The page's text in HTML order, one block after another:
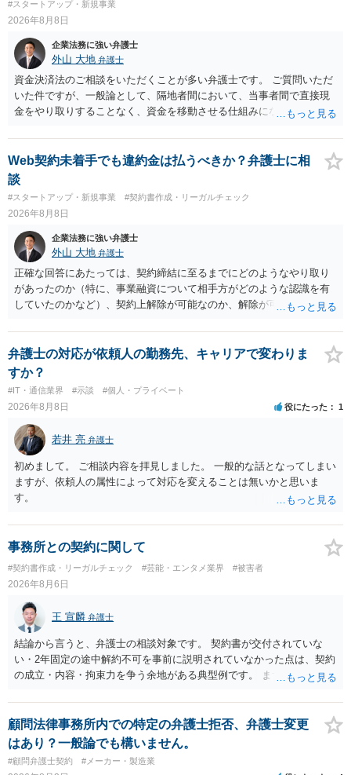
#スタートアップ・新規事業
2026年8月8日
企業法務に強い弁護士
外山 大地 弁護士
資金決済法のご相談をいただくことが多い弁護士です。 ご質問いただ
いた件ですが、一般論として、隔地者間において、当事者間で直接現
金をやり取りすることなく、資金を移動させる仕組みになりますの
も、為替取引に該当し得る場合であっても、いわゆる収納代行とし
て、資金移動業の規制の対象外となる余地があります。 この点につい
ては、単に「利用者から資金を受け取り、寄付団体に送金する」とい
う資金の流れだけで判断することはできず、アプリの仕組みが利用者
と寄付団体をつなぐプラットフォームとしてどのように位置付けられ
るのか、利用者からの支払がどのような性質のものなのか、寄付の意
思決定や寄付のタイミングがどのように設定されているのかなど、具
体的なサービスの座組を踏まえて検討する必要があります。 そのた
め、現在検討されているアプリについて、資金移動業に該当する可能
性があるか、また、該当する場合にどのようなサービス設計にすれば
資金移動業に該当しない形（収納代行など）で運用できるかについて
は、具体的なサービスの仕組みを確認した上で、個別に弁護士へご相
談いただくことをお勧めいたします。
Web契約未着手でも違約金は払うべきか？弁護士に相
談
#スタートアップ・新規事業 #契約書作成・リーガルチェック
2026年8月8日
企業法務に強い弁護士
外山 大地 弁護士
正確な回答にあたっては、契約締結に至るまでにどのようなやり取り
があったのか（特に、事業融資について相手方がどのような認識を有
していたのかなど）、契約上解除が可能なのか、解除が可能であると
的な経緯を踏まえて精査する必要がございます。 そのため、事情をお
伺いした上での検討が必要となりますので、個別に弁護士へのご相談
をご検討いただければと存じます。
弁護士の対応が依頼人の勤務先、キャリアで変わりま
すか？
#IT・通信業界 #示談 #個人・プライベート
2026年8月8日 役にたった 1
若井 亮 弁護士
初めまして。 ご相談内容を拝見しました。 一般的な話となってしまい
ますが、依頼人の属性によって対応を変えることは無いかと思いま
す。
事務所との契約に関して
#契約書作成・リーガルチェック #芸能・エンタメ業界 #被害者
2026年8月6日
王 宣麟 弁護士
結論から言うと、弁護士の相談対象です。 契約書が交付されていな
い・2年固定の途中解約不可を事前に説明されていなかった点は、契約
の成立・内容・拘束力を争う余地がある典型例です。 まずは、運営と
みてはいかがでしょうか。 また同時並行で（もしまだされていないの
であれば）書面で退所意思の明確化はしておくべきだと考えます。
顧問法律事務所内での特定の弁護士拒否、弁護士変更
はあり？一般論でも構いません。
#顧問弁護士契約 #メーカー・製造業